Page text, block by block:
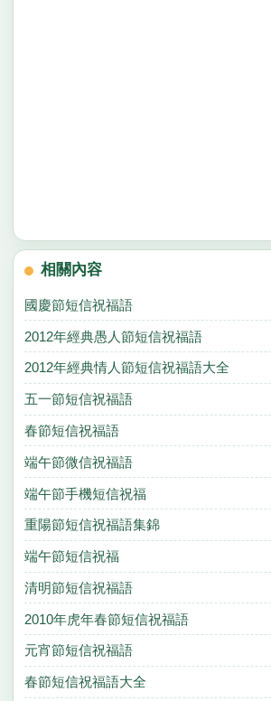
相關內容
國慶節短信祝福語
2012年經典愚人節短信祝福語
2012年經典情人節短信祝福語大全
五一節短信祝福語
春節短信祝福語
端午節微信祝福語
端午節手機短信祝福
重陽節短信祝福語集錦
端午節短信祝福
清明節短信祝福語
2010年虎年春節短信祝福語
元宵節短信祝福語
春節短信祝福語大全